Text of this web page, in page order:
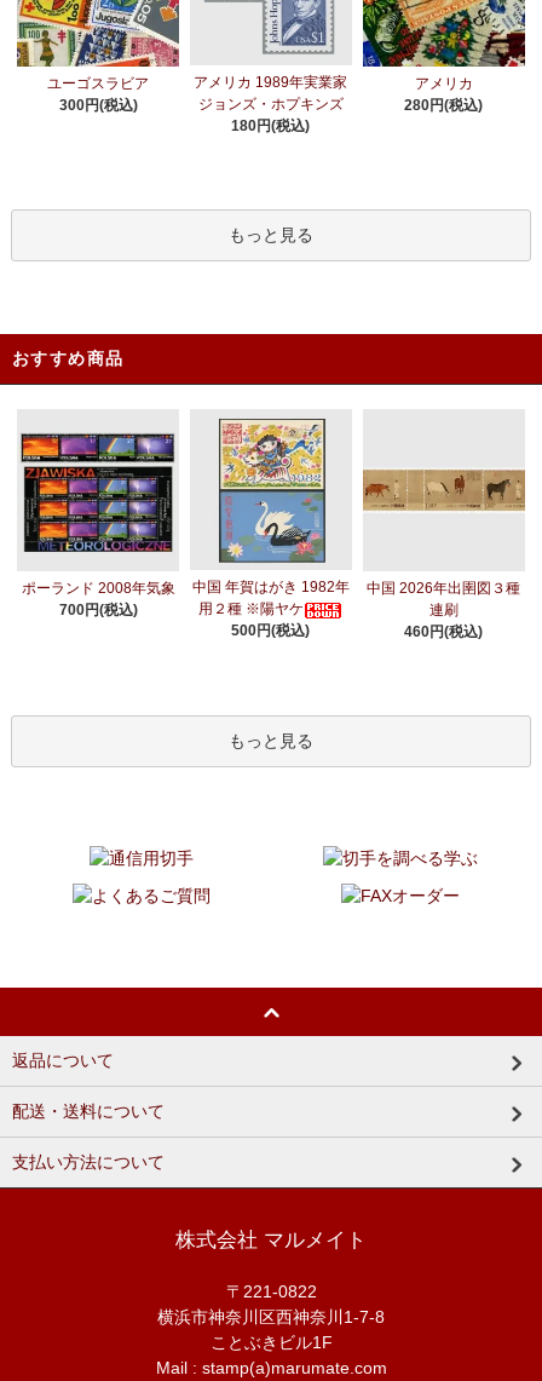
ユーゴスラビア
300円(税込)
アメリカ 1989年実業家
ジョンズ・ホプキンズ
180円(税込)
アメリカ
280円(税込)
もっと見る
おすすめ商品
ポーランド 2008年気象
700円(税込)
中国 年賀はがき 1982年
用２種 ※陽ヤケ
500円(税込)
中国 2026年出圉図３種
連刷
460円(税込)
もっと見る
返品について
配送・送料について
支払い方法について
株式会社 マルメイト
〒221-0822
横浜市神奈川区西神奈川1-7-8
ことぶきビル1F
Mail : stamp(a)marumate.com